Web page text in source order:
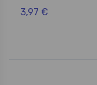
3,97 €